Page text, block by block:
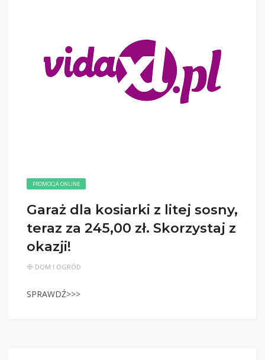
PROMOCJA ONLINE
Garaż dla kosiarki z litej sosny,
teraz za 245,00 zł. Skorzystaj z
okazji!
DOM I OGRÓD
SPRAWDŹ>>>